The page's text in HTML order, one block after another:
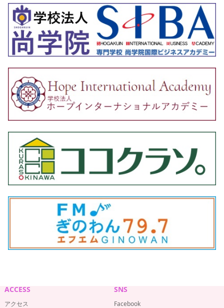
ACCESS
アクセス
SNS
Facebook